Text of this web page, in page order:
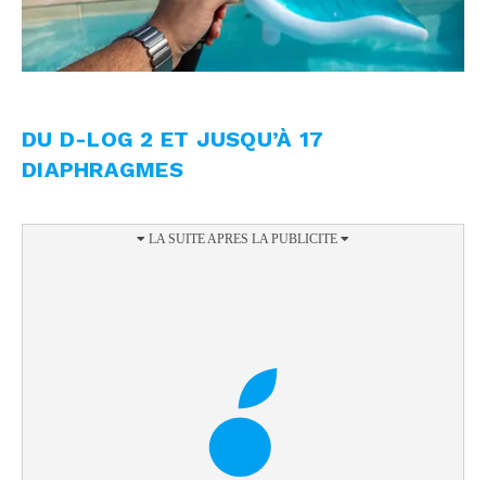
DU D-LOG 2 ET JUSQU’À 17
DIAPHRAGMES